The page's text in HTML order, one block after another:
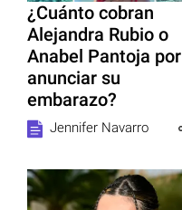
¿Cuánto cobran
Alejandra Rubio o
Anabel Pantoja por
anunciar su
embarazo?
Jennifer Navarro